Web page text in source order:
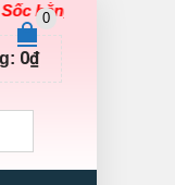
giá Gốc
0
0₫